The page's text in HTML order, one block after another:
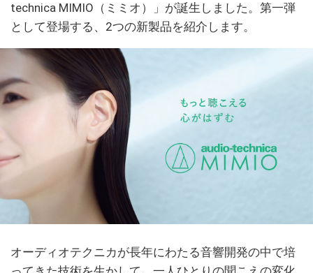
technica MIMIO（ミミオ）」が誕生しました。第一弾
として登場する、2つの新製品を紹介します。
オーディオテクニカが長年にわたる音響開発の中で培